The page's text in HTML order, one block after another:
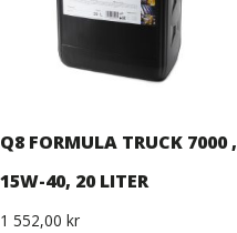
Q8 FORMULA TRUCK 7000 ,
15W-40, 20 LITER
1 552,00 kr